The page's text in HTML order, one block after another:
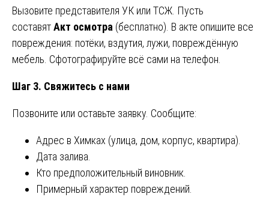
Вызовите представителя УК или ТСЖ. Пусть
составятАкт осмотра (бесплатно). В акте опишите все
повреждения: потёки, вздутия, лужи, повреждённую
мебель. Сфотографируйте всё сами на телефон.
Шаг 3. Свяжитесь с нами
Позвоните или оставьте заявку. Сообщите:
Адрес в Химках (улица, дом, корпус, квартира).
Дата залива.
Кто предположительный виновник.
Примерный характер повреждений.